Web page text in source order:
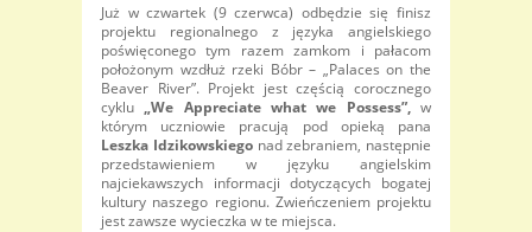
Już w czwartek (9 czerwca) odbędzie się finisz
projektu regionalnego z języka angielskiego
poświęconego tym razem zamkom i pałacom
położonym wzdłuż rzeki Bóbr – „Palaces on the
Beaver River”. Projekt jest częścią corocznego
cyklu „We Appreciate what we Possess”,w
którym uczniowie pracują pod opieką pana
Leszka Idzikowskiegonad zebraniem, następnie
przedstawieniem w języku angielskim
najciekawszych informacji dotyczących bogatej
kultury naszego regionu. Zwieńczeniem projektu
jest zawsze wycieczka w te miejsca.